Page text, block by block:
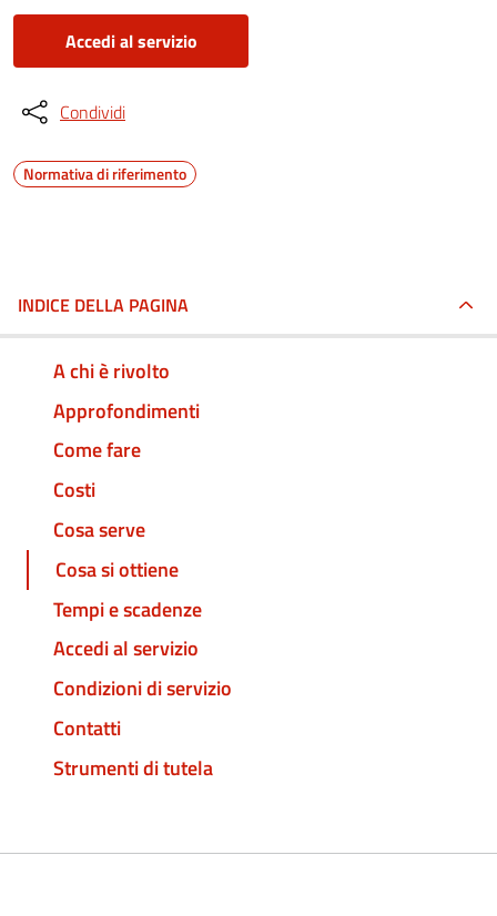
Accedi al servizio
Condividi
Normativa di riferimento
INDICE DELLA PAGINA
A chi è rivolto
Approfondimenti
Come fare
Costi
Cosa serve
Cosa si ottiene
Tempi e scadenze
Accedi al servizio
Condizioni di servizio
Contatti
Strumenti di tutela